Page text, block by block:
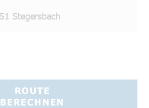
ROUTE
BERECHNEN